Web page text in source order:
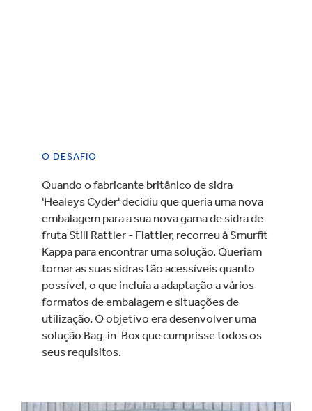
O DESAFIO
Quando o fabricante britânico de sidra
'Healeys Cyder' decidiu que queria uma nova
embalagem para a sua nova gama de sidra de
fruta Still Rattler - Flattler, recorreu à Smurfit
Kappa para encontrar uma solução. Queriam
tornar as suas sidras tão acessíveis quanto
possível, o que incluía a adaptação a vários
formatos de embalagem e situações de
utilização. O objetivo era desenvolver uma
solução Bag-in-Box que cumprisse todos os
seus requisitos.